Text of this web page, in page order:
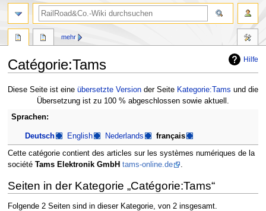
Hilfe
Catégorie:Tams
Zur
Navigation
Zur
Diese Seite ist eine übersetzte Version der Seite Kategorie:Tams und die
Übersetzung ist zu 100 % abgeschlossen sowie aktuell.
Sprachen:
Deutsch English Nederlands français
Cette catégorie contient des articles sur les systèmes numériques de la
société Tams Elektronik GmbH tams-online.de .
Seiten in der Kategorie „Catégorie:Tams“
Folgende 2 Seiten sind in dieser Kategorie, von 2 insgesamt.
mehr
Suche